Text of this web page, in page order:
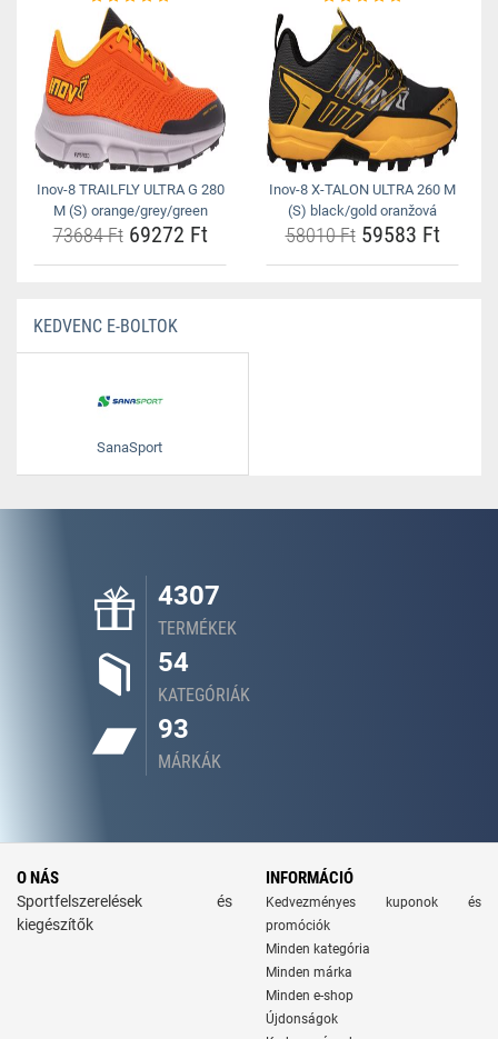
Inov-8 TRAILFLY ULTRA G 280
M (S) orange/grey/green
73684 Ft69272 Ft
Inov-8 X-TALON ULTRA 260 M
(S) black/gold oranžová
58010 Ft59583 Ft
KEDVENC E-BOLTOK
SanaSport
4307
TERMÉKEK
54
KATEGÓRIÁK
93
MÁRKÁK
O NÁS
Sportfelszerelések és
kiegészítők
INFORMÁCIÓ
Kedvezményes kuponok és
promóciók
Minden kategória
Minden márka
Minden e-shop
Újdonságok